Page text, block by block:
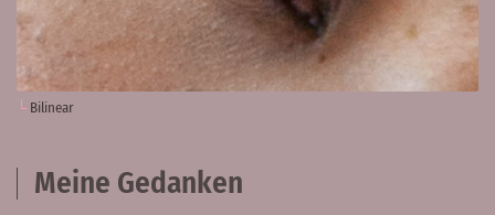
Bilinear
Meine Gedanken